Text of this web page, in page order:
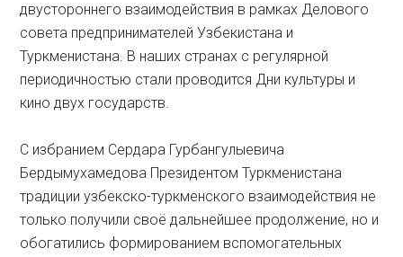
двустороннего взаимодействия в рамках Делового
совета предпринимателей Узбекистана и
Туркменистана. В наших странах с регулярной
периодичностью стали проводится Дни культуры и
кино двух государств.
С избранием Сердара Гурбангулыевича
Бердымухамедова Президентом Туркменистана
традиции узбекско-туркменского взаимодействия не
только получили своё дальнейшее продолжение, но и
обогатились формированием вспомогательных